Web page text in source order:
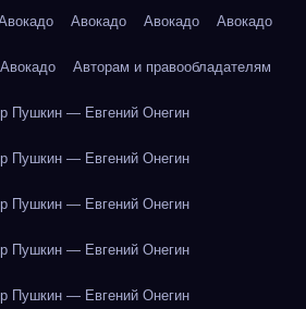
Авокадо Авокадо Авокадо
Авокадо Авторам и правообладателям
Пушкин — Евгений Онегин
Пушкин — Евгений Онегин
Пушкин — Евгений Онегин
Пушкин — Евгений Онегин
Пушкин — Евгений Онегин